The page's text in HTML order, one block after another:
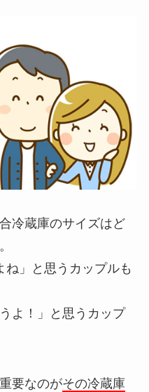
冷蔵庫のサイズはど
ね」と思うカップルも
よ！」と思うカップ
要なのがその冷蔵庫